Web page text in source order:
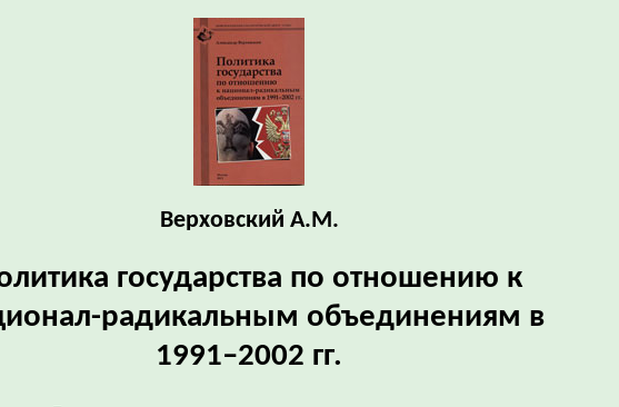
Верховский А.М.
государства по отношению к
радикальным объединениям в
1991–2002 гг.